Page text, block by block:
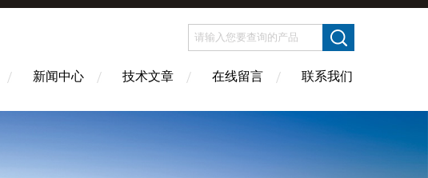
新闻中心 技术文章 在线留言 联系我们